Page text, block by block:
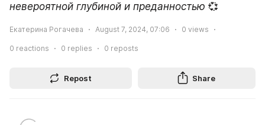
невероятной глубиной и преданностью 💞
Екатерина Рогачева August 7, 2024, 07:06 0 views
0 reactions 0 replies 0 reposts
Repost Share